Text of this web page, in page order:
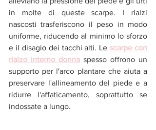
in molte di queste scarpe. I rialzi
nascosti trasferiscono il peso in modo
uniforme, riducendo al minimo lo sforzo
e il disagio dei tacchi alti. Le scarpe con
rialzo interno donna spesso offrono un
supporto per l'arco plantare che aiuta a
preservare l'allineamento del piede e a
ridurre l'affaticamento, soprattutto se
indossate a lungo.